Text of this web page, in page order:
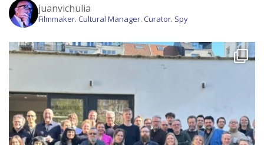
juanvichulia
Filmmaker. Cultural Manager. Curator. Spy